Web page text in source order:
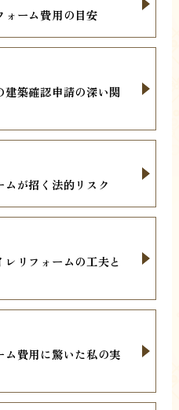
ォーム費用の目安
築確認申請の深い関
が招く法的リスク
リフォームの工夫と
費用に驚いた私の実